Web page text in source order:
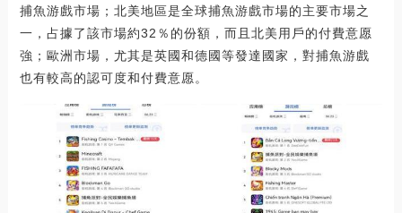
捕魚游戲市場；北美地區是全球捕魚游戲市場的主要市場之
一，占據了該市場約32％的份額，而且北美用戶的付費意愿
強；歐洲市場，尤其是英國和德國等發達國家，對捕魚游戲
也有較高的認可度和付費意愿。